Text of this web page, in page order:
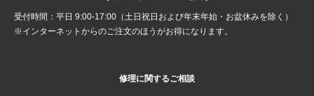
受付時間：平日 9:00-17:00（土日祝日および年末年始・お盆休みを除く）
※インターネットからのご注文のほうがお得になります。
修理に関するご相談